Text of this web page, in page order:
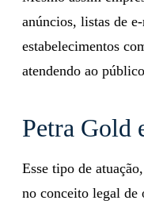
anúncios, listas de
estabelecimentos
atendendo ao
Petra Gold
Esse tipo de
no conceito legal